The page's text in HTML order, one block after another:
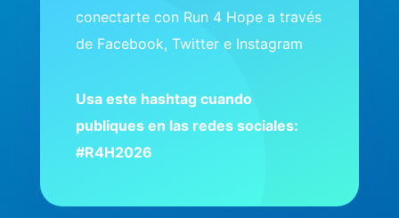
conectarte con Run 4 Hope a través
de Facebook, Twitter e Instagram
Usa este hashtag cuando
publiques en las redes sociales:
#R4H2026